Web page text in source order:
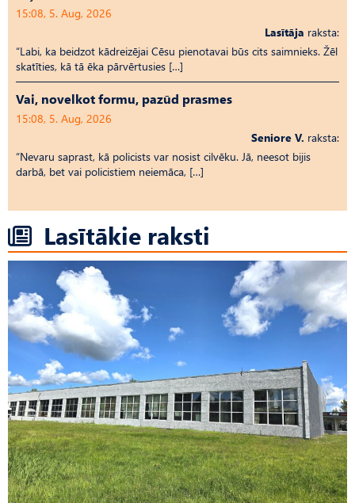
15:08, 5. Aug, 2026
Lasītāja raksta:
“Labi, ka beidzot kādreizējai Cēsu pienotavai būs cits saimnieks. Žēl
skatīties, kā tā ēka pārvērtusies […]
Vai, novelkot formu, pazūd prasmes
15:08, 5. Aug, 2026
Seniore V. raksta:
“Nevaru saprast, kā policists var nosist cilvēku. Jā, neesot bijis
darbā, bet vai policistiem neiemāca, […]
Lasītākie raksti